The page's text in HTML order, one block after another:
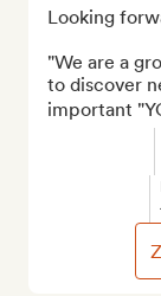
Looking
"We are a
to discover
important